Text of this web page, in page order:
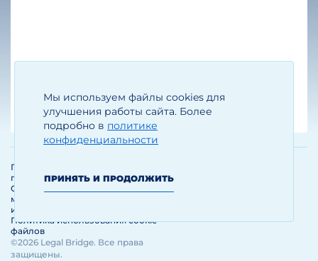
Мы используем файлы cookies для
улучшения работы сайта. Более
подробно в политике
конфиденциальности
ПРИНЯТЬ И ПРОДОЛЖИТЬ
Егизарян И.А.
Генеральный директор
©2026 Legal Bridge. Все права
защищены.
Политика обработки и защиты
персональных данных
Политика использования cookie-
файлов
Соглашение об использовании
материалов и сервисов
интернет-сайта